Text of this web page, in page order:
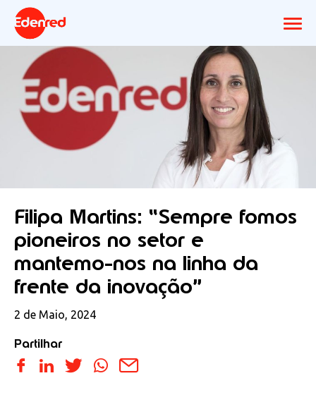
Filipa Martins: “Sempre fomos
pioneiros no setor e
mantemo-nos na linha da
frente da inovação”
2 de Maio, 2024
Partilhar